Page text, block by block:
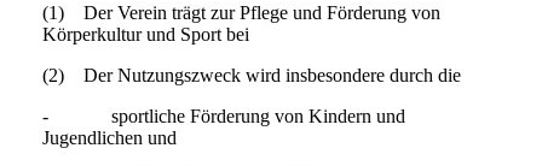
(1) Der Verein trägt zur Pflege und Förderung von
Körperkultur und Sport bei
(2) Der Nutzungszweck wird insbesondere durch die
- sportliche Förderung von Kindern und
Jugendlichen und